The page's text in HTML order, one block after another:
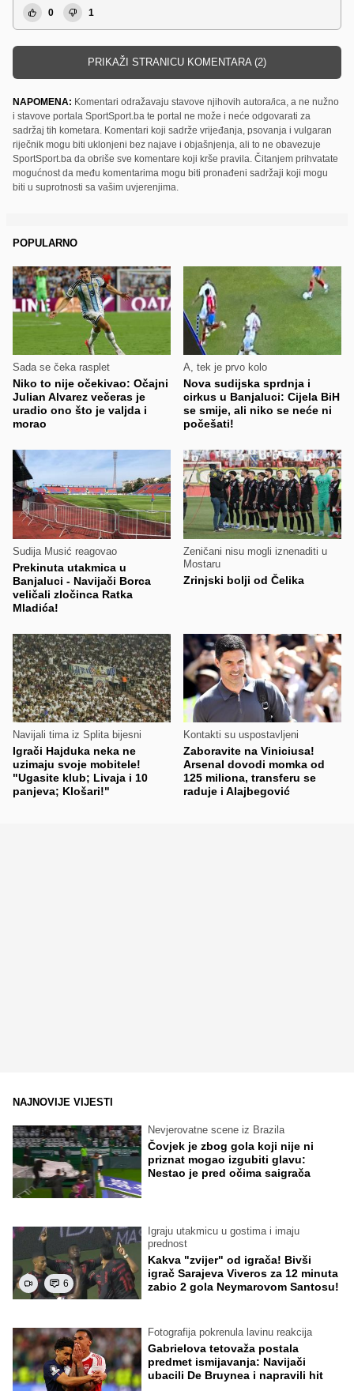
0 1
PRIKAŽI STRANICU KOMENTARA (2)
NAPOMENA: Komentari odražavaju stavove njihovih autora/ica, a ne nužno
i stavove portala SportSport.ba te portal ne može i neće odgovarati za
sadržaj tih kometara. Komentari koji sadrže vrijeđanja, psovanja i vulgaran
riječnik mogu biti uklonjeni bez najave i objašnjenja, ali to ne obavezuje
SportSport.ba da obriše sve komentare koji krše pravila. Čitanjem prihvatate
mogućnost da među komentarima mogu biti pronađeni sadržaji koji mogu
biti u suprotnosti sa vašim uvjerenjima.
POPULARNO
Sada se čeka rasplet
Niko to nije očekivao: Očajni
Julian Alvarez večeras je
uradio ono što je valjda i
morao
A, tek je prvo kolo
Nova sudijska sprdnja i
cirkus u Banjaluci: Cijela BiH
se smije, ali niko se neće ni
počešati!
Sudija Musić reagovao
Prekinuta utakmica u
Banjaluci - Navijači Borca
veličali zločinca Ratka
Mladića!
Zeničani nisu mogli iznenaditi u
Mostaru
Zrinjski bolji od Čelika
Navijali tima iz Splita bijesni
Igrači Hajduka neka ne
uzimaju svoje mobitele!
"Ugasite klub; Livaja i 10
panjeva; Klošari!"
Kontakti su uspostavljeni
Zaboravite na Viniciusa!
Arsenal dovodi momka od
125 miliona, transferu se
raduje i Alajbegović
NAJNOVIJE VIJESTI
Nevjerovatne scene iz Brazila
Čovjek je zbog gola koji nije ni
priznat mogao izgubiti glavu:
Nestao je pred očima saigrača
6
Igraju utakmicu u gostima i imaju
prednost
Kakva "zvijer" od igrača! Bivši
igrač Sarajeva Viveros za 12 minuta
zabio 2 gola Neymarovom Santosu!
Fotografija pokrenula lavinu reakcija
Gabrielova tetovaža postala
predmet ismijavanja: Navijači
ubacili De Bruynea i napravili hit